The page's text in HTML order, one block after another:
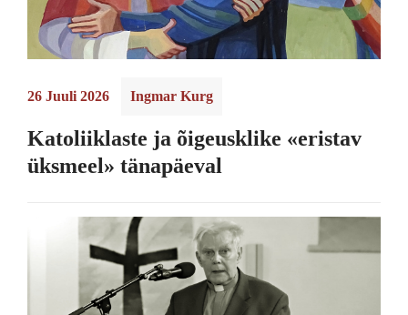
26 Juuli 2026 Ingmar Kurg
Katoliiklaste ja õigeusklike «eristav
üksmeel» tänapäeval